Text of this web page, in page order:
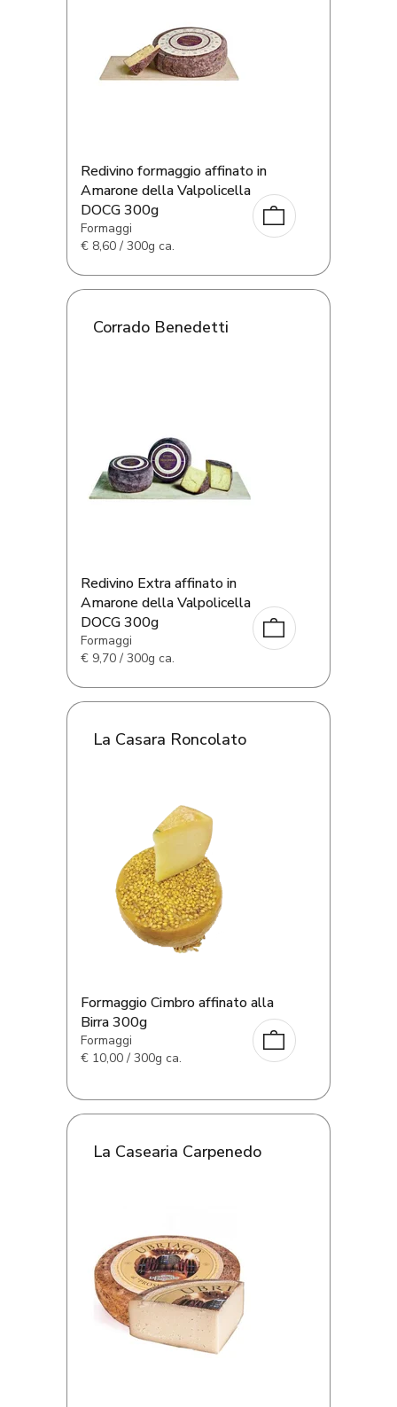
Redivino formaggio affinato in
Amarone della Valpolicella
DOCG 300g
Formaggi
€ 8,60 / 300g ca.
Corrado Benedetti
Redivino Extra affinato in
Amarone della Valpolicella
DOCG 300g
Formaggi
€ 9,70 / 300g ca.
La Casara Roncolato
Formaggio Cimbro affinato alla
Birra 300g
Formaggi
€ 10,00 / 300g ca.
La Casearia Carpenedo